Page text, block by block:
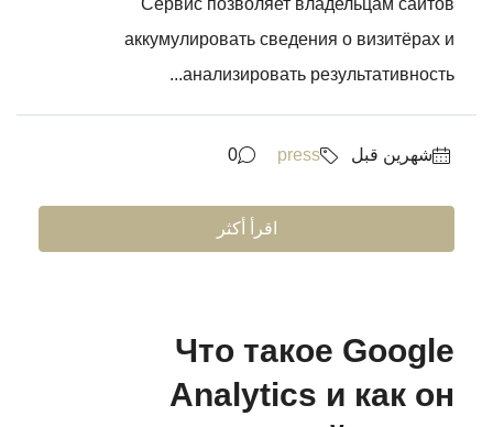
Сервис позволяет владельцам сайтов
аккумулировать сведения о визитёрах и
анализировать результативность...
‏شهرين قبل press
0
اقرأ أكثر
Что такое Google
Analytics и как он